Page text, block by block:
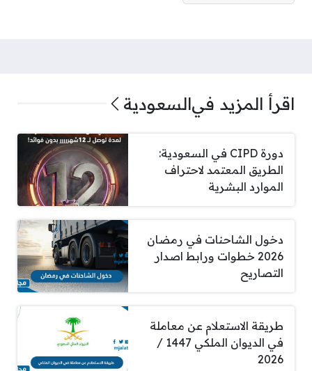
اقرأ المزيد فيالسعودية
دورة CIPD في السعودية:
الطريق المعتمد لاحتراف
الموارد البشرية
دخول الشاحنات في رمضان
2026 خطوات ورابط اصدار
التصاريح
طريقة الاستعلام عن معاملة
في الديوان الملكي 1447 /
2026